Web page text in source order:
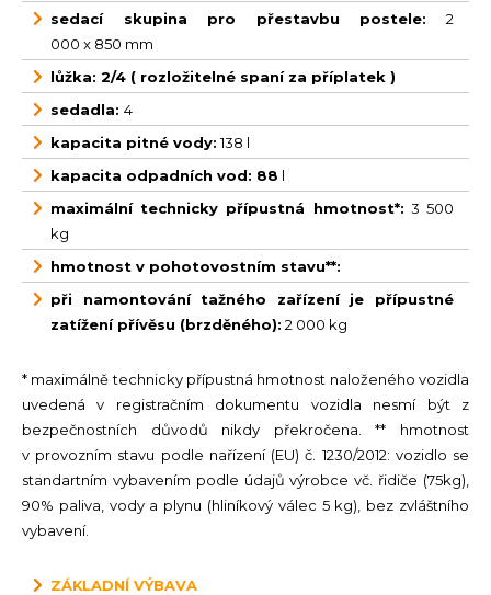
sedací skupina pro přestavbu postele: 2
000 x 850 mm
lůžka: 2/4 ( rozložitelné spaní za příplatek )
sedadla: 4
kapacita pitné vody: 138 l
kapacita odpadních vod: 88 l
maximální technicky přípustná hmotnost*: 3 500
kg
hmotnost v pohotovostním stavu**:
při namontování tažného zařízení je přípustné
zatížení přívěsu (brzděného): 2 000 kg
* maximálně technicky přípustná hmotnost naloženého vozidla
uvedená v registračním dokumentu vozidla nesmí být z
bezpečnostních důvodů nikdy překročena. ** hmotnost
v provozním stavu podle nařízení (EU) č. 1230/2012: vozidlo se
standartním vybavením podle údajů výrobce vč. řidiče (75kg),
90% paliva, vody a plynu (hliníkový válec 5 kg), bez zvláštního
vybavení.
ZÁKLADNÍ VÝBAVA